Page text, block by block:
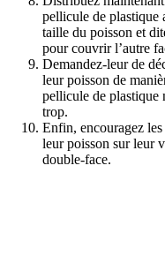
pellicule de plastique
taille du poisson et
pour couvrir l’autre
Demandez-leur de
leur poisson de
pellicule de plastique
trop.
Enfin, encouragez
leur poisson sur leur
double-face.